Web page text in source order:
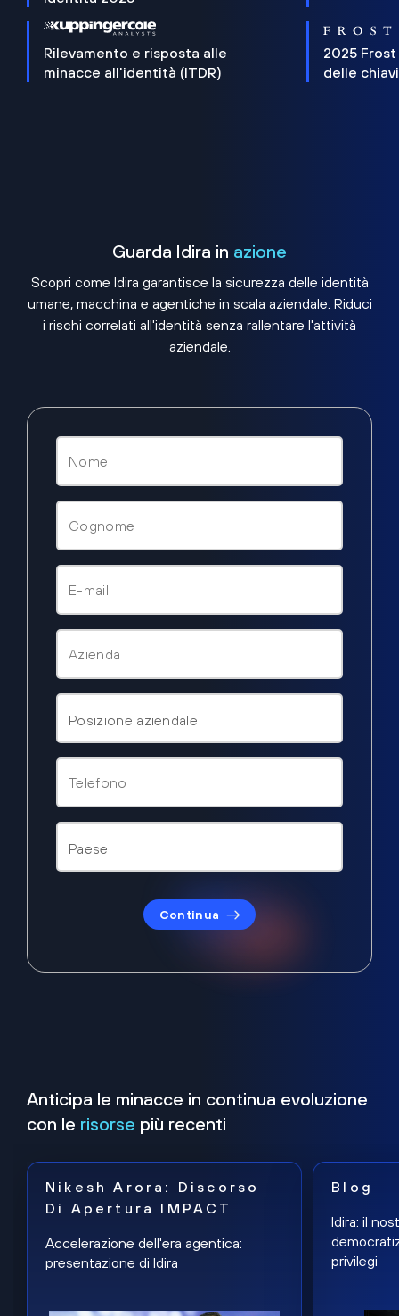
Rilevamento e risposta alle
minacce all'identità (ITDR)
2025 Frost
delle
Guarda Idira in azione
Scopri come Idira garantisce la sicurezza delle identità
umane, macchina e agentiche in scala aziendale. Riduci
i rischi correlati all'identità senza rallentare l'attività
aziendale.
Continua
Anticipa le minacce in continua evoluzione
con le risorse più recenti
Nikesh Arora: Discorso
Di Apertura IMPACT
Accelerazione dell'era agentica:
presentazione di Idira
Blog
Idira: il
privilegi